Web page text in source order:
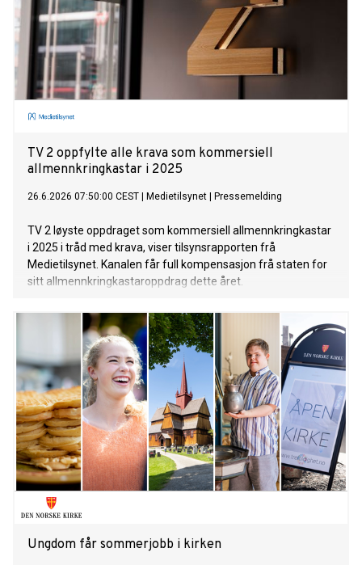
TV 2 oppfylte alle krava som kommersiell
allmennkringkastar i 2025
26.6.2026 07:50:00 CEST Medietilsynet Pressemelding
TV 2 løyste oppdraget som kommersiell allmennkringkastar
i 2025 i tråd med krava, viser tilsynsrapporten frå
Medietilsynet. Kanalen får full kompensasjon frå staten for
sitt allmennkringkastaroppdrag dette året.
Ungdom får sommerjobb i kirken